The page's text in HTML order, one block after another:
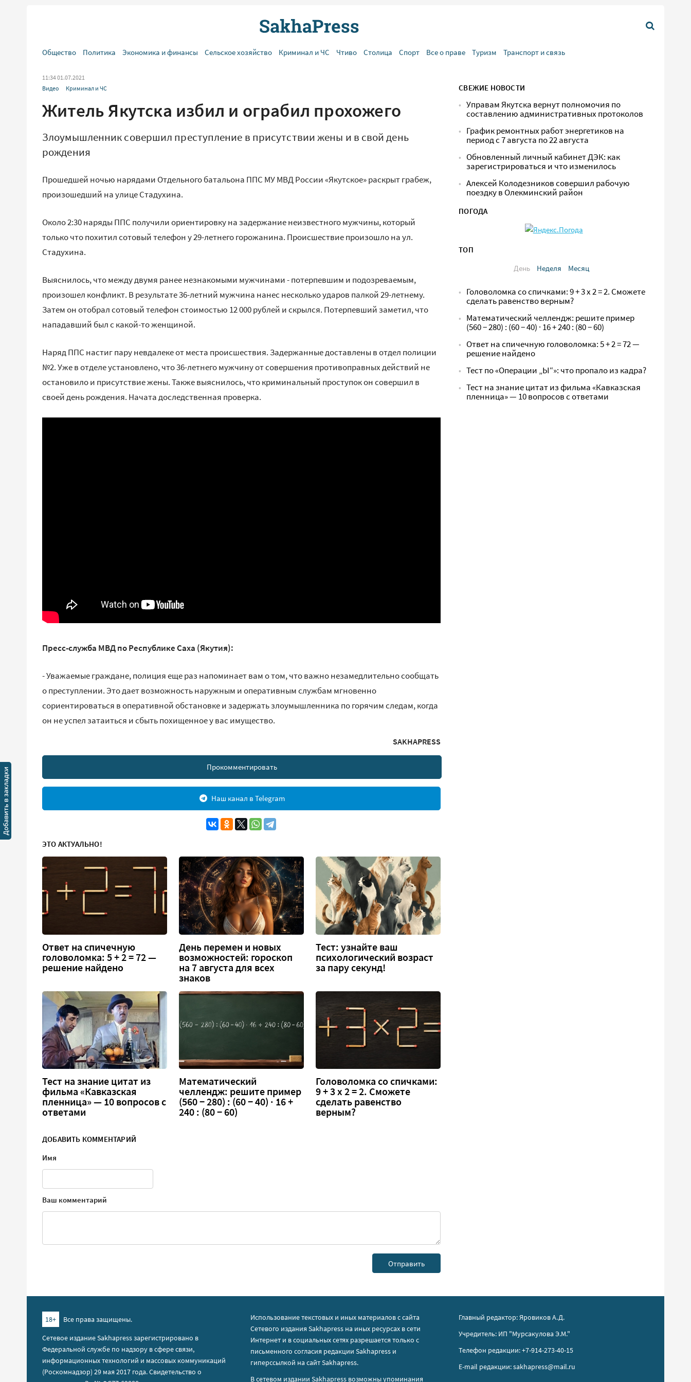
Общество Политика Экономика и финансы Сельское хозяйство Криминал и ЧС Чтиво Столица Спорт Все о праве Туризм Транспорт и связь
11:34 01.07.2021
Видео
Криминал и ЧС
Житель Якутска избил и ограбил прохожего
Злоумышленник совершил преступление в присутствии жены и в свой день
рождения
Прошедшей ночью нарядами Отдельного батальона ППС МУ МВД России «Якутское» раскрыт грабеж,
произошедший на улице Стадухина.
Около 2:30 наряды ППС получили ориентировку на задержание неизвестного мужчины, который
только что похитил сотовый телефон у 29-летнего горожанина. Происшествие произошло на ул.
Стадухина.
Выяснилось, что между двумя ранее незнакомыми мужчинами - потерпевшим и подозреваемым,
произошел конфликт. В результате 36-летний мужчина нанес несколько ударов палкой 29-летнему.
Затем он отобрал сотовый телефон стоимостью 12 000 рублей и скрылся. Потерпевший заметил, что
нападавший был с какой-то женщиной.
Наряд ППС настиг пару невдалеке от места происшествия. Задержанные доставлены в отдел полиции
№2. Уже в отделе установлено, что 36-летнего мужчину от совершения противоправных действий не
остановило и присутствие жены. Также выяснилось, что криминальный проступок он совершил в
своей день рождения. Начата доследственная проверка.
Пресс-служба МВД по Республике Саха (Якутия):
- Уважаемые граждане, полиция еще раз напоминает вам о том, что важно незамедлительно сообщать
о преступлении. Это дает возможность наружным и оперативным службам мгновенно
сориентироваться в оперативной обстановке и задержать злоумышленника по горячим следам, когда
он не успел затаиться и сбыть похищенное у вас имущество.
SAKHAPRESS
Прокомментировать
Наш канал в Telegram
ЭТО АКТУАЛЬНО!
Ответ на спичечную
головоломка: 5 + 2 = 72 —
решение найдено
День перемен и новых
возможностей: гороскоп
на 7 августа для всех
знаков
Тест: узнайте ваш
психологический возраст
за пару секунд!
Тест на знание цитат из
фильма «Кавказская
пленница» — 10 вопросов с
ответами
Математический
челлендж: решите пример
(560 − 280) : (60 − 40) · 16 +
240 : (80 − 60)
Головоломка со спичками:
9 + 3 х 2 = 2. Сможете
сделать равенство
верным?
ДОБАВИТЬ КОММЕНТАРИЙ
Имя
Ваш комментарий
СВЕЖИЕ НОВОСТИ
Управам Якутска вернут полномочия по
составлению административных протоколов
График ремонтных работ энергетиков на
период с 7 августа по 22 августа
Обновленный личный кабинет ДЭК: как
зарегистрироваться и что изменилось
Алексей Колодезников совершил рабочую
поездку в Олекминский район
ПОГОДА
ТОП
День
Неделя Месяц
Головоломка со спичками: 9 + 3 х 2 = 2. Сможете
сделать равенство верным?
Математический челлендж: решите пример
(560 − 280) : (60 − 40) · 16 + 240 : (80 − 60)
Ответ на спичечную головоломка: 5 + 2 = 72 —
решение найдено
Тест по «Операции „Ы“»: что пропало из кадра?
Тест на знание цитат из фильма «Кавказская
пленница» — 10 вопросов с ответами
18+
Все права защищены.
Сетевое издание Sakhapress зарегистрировано в
Федеральной службе по надзору в сфере связи,
информационных технологий и массовых коммуникаций
(Роскомнадзор) 29 мая 2017 года. Свидетельство о
Использование текстовых и иных материалов с сайта
Сетевого издания Sakhapress на иных ресурсах в сети
Интернет и в социальных сетях разрешается только с
письменного согласия редакции Sakhapress и
гиперссылкой на сайт Sakhapress.
В сетевом издании Sakhapress возможны упоминания
Главный редактор: Яровиков А.Д.
Учредитель: ИП "Мурсакулова Э.М."
Телефон редакции: +7-914-273-40-15
E-mail редакции: sakhapress@mail.ru